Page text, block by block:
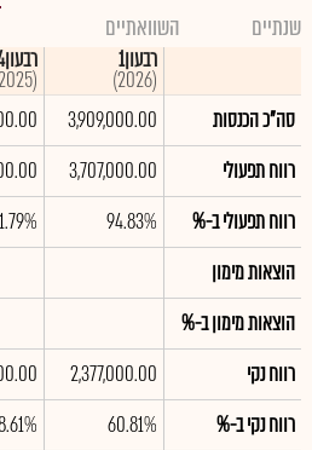
שנתיים
השוואתיים
רבעון1
(2026)
רבעון4
(2025)
סה"כ הכנסות
3,909,000.00
רווח תפעולי
3,707,000.00
רווח תפעולי ב-%
94.83%
הוצאות מימון
הוצאות מימון ב-%
רווח נקי
2,377,000.00
רווח נקי ב-%
60.81%